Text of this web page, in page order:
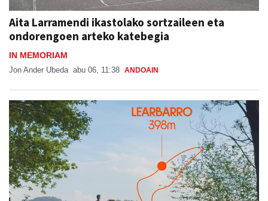
Aita Larramendi ikastolako sortzaileen eta
ondorengoen arteko katebegia
IN MEMORIAM
Jon Ander Ubeda abu 06, 11:38 ANDOAIN